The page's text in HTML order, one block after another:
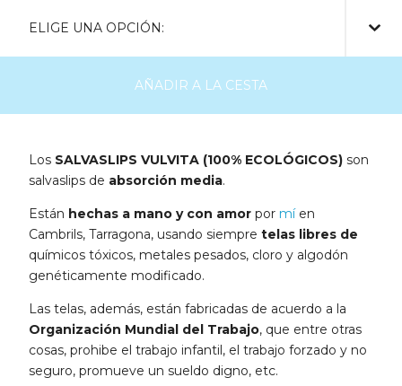
AÑADIR A LA CESTA
Los SALVASLIPS VULVITA (100% ECOLÓGICOS) son
salvaslips de absorción media.
Están hechas a mano y con amor por míen
Cambrils, Tarragona, usando siempre telas libres de
químicos tóxicos, metales pesados, cloro y algodón
genéticamente modificado.
Las telas, además, están fabricadas de acuerdo a la
Organización Mundial del Trabajo, que entre otras
cosas, prohibe el trabajo infantil, el trabajo forzado y no
seguro, promueve un sueldo digno, etc.